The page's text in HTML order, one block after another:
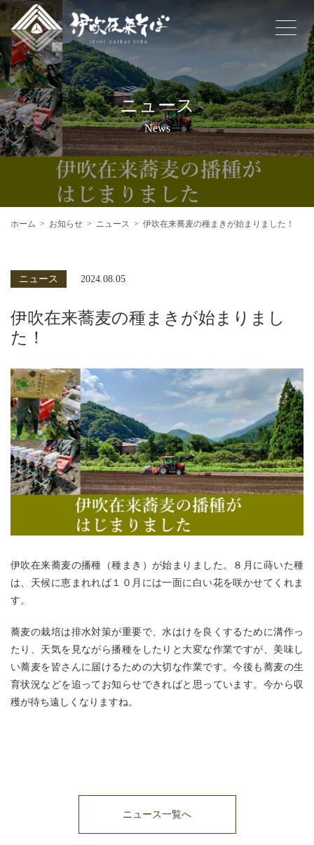
ニュース
News
ホーム お知らせ ニュース 伊吹在来蕎麦の種まきが始まりました！
ニュース 2024.08.05
伊吹在来蕎麦の種まきが始まりまし
た！
伊吹在来蕎麦の播種（種まき）が始まりました。８月に蒔いた種
は、天候に恵まれれば１０月には一面に白い花を咲かせてくれま
す。
蕎麦の栽培は排水対策が重要で、水はけを良くするために溝作っ
たり、天気を見ながら播種をしたりと大変な作業ですが、美味し
い蕎麦を皆さんに届けるための大切な作業です。今後も蕎麦の生
育状況などを追ってお知らせできればと思っています。今から収
穫が待ち遠しくなりますね。
ニュース一覧へ